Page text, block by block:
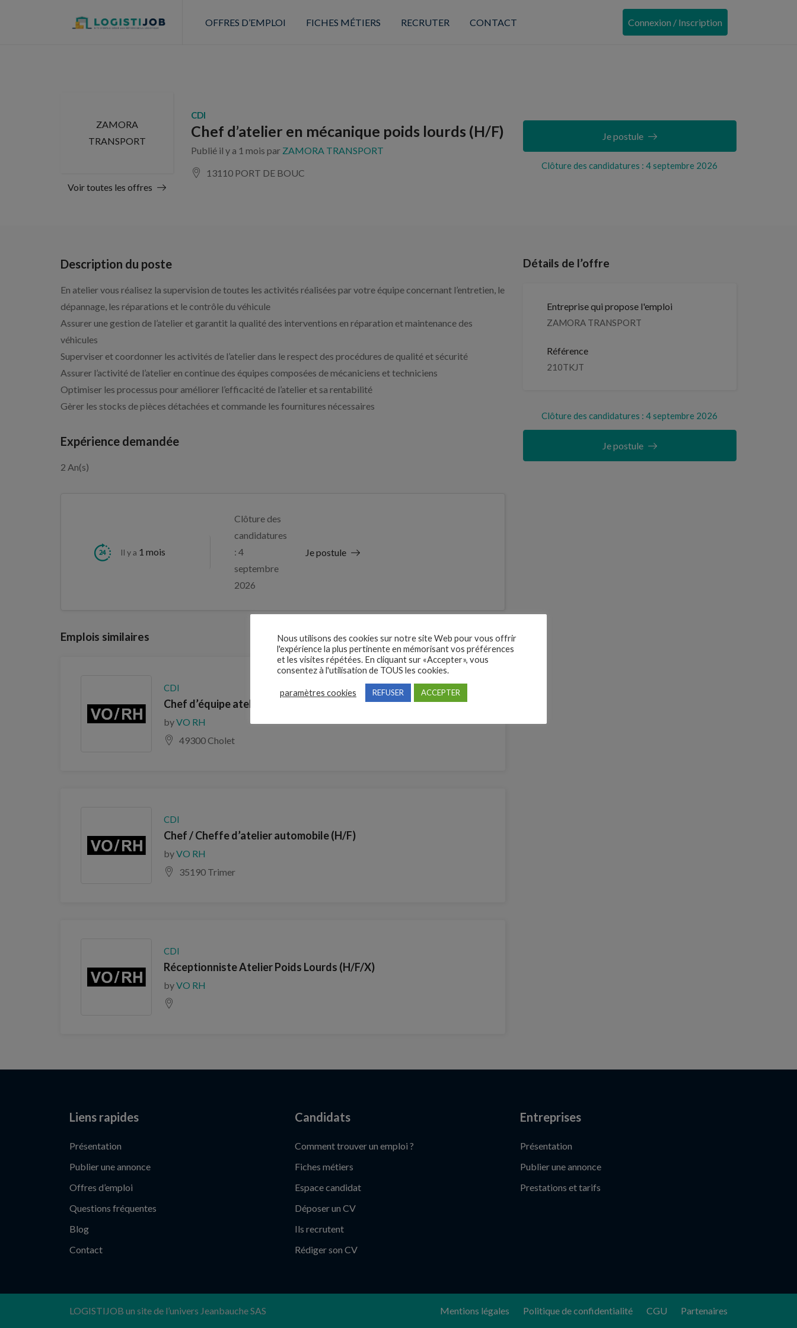
OFFRES D’EMPLOI FICHES MÉTIERS RECRUTER CONTACT Connexion / Inscription
ZAMORA
TRANSPORT
Voir toutes les offres
CDI
Chef d’atelier en mécanique poids lourds (H/F)
Publié il y a 1 mois par ZAMORA TRANSPORT
13110 PORT DE BOUC
Clôture des candidatures : 4 septembre 2026
Je postule
Description du poste
En atelier vous réalisez la supervision de toutes les activités réalisées par votre équipe concernant l’entretien, le
dépannage, les réparations et le contrôle du véhicule
Assurer une gestion de l’atelier et garantit la qualité des interventions en réparation et maintenance des
véhicules
Superviser et coordonner les activités de l’atelier dans le respect des procédures de qualité et sécurité
Assurer l’activité de l’atelier en continue des équipes composées de mécaniciens et techniciens
Optimiser les processus pour améliorer l’efficacité de l’atelier et sa rentabilité
Gèrer les stocks de pièces détachées et commande les fournitures nécessaires
Expérience demandée
2 An(s)
Il y a 1 mois
Clôture des
candidatures
: 4
septembre
2026
Je postule
Emplois similaires
CDI
Chef d’équipe atelier (H/F)
byVO RH
49300 Cholet
CDI
Chef / Cheffe d’atelier automobile (H/F)
byVO RH
35190 Trimer
CDI
Réceptionniste Atelier Poids Lourds (H/F/X)
byVO RH
Détails de l’offre
Entreprise qui propose l'emploi
ZAMORA TRANSPORT
Référence
210TKJT
Clôture des candidatures : 4 septembre 2026
Je postule
Liens rapides
Présentation
Publier une annonce
Offres d’emploi
Questions fréquentes
Blog
Contact
Candidats
Comment trouver un emploi ?
Fiches métiers
Espace candidat
Déposer un CV
Ils recrutent
Rédiger son CV
Entreprises
Présentation
Publier une annonce
Prestations et tarifs
LOGISTIJOB un site de l’univers Jeanbauche SAS Mentions légales Politique de confidentialité CGU Partenaires
Nous utilisons des cookies sur notre site Web pour vous offrir
l'expérience la plus pertinente en mémorisant vos préférences
et les visites répétées. En cliquant sur «Accepter», vous
consentez à l'utilisation de TOUS les cookies.
paramètres cookies REFUSER ACCEPTER